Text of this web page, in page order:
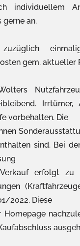
individuellem
gerne an.
zuzüglich
gem. aktueller
Irrtümer,
vorbehalten. Die
sind. Bei
erfolgt zu
2022. Diese
Homepage